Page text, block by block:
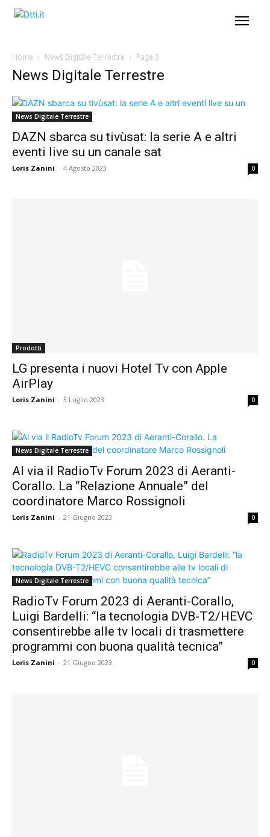
Home News Digitale Terrestre Page 3
News Digitale Terrestre
News Digitale Terrestre
DAZN sbarca su tivùsat: la serie A e altri
eventi live su un canale sat
Loris Zanini - 4 Agosto 2023 0
Prodotti
LG presenta i nuovi Hotel Tv con Apple
AirPlay
Loris Zanini - 3 Luglio 2023 0
News Digitale Terrestre
Al via il RadioTv Forum 2023 di Aeranti-
Corallo. La “Relazione Annuale” del
coordinatore Marco Rossignoli
Loris Zanini - 21 Giugno 2023 0
News Digitale Terrestre
RadioTv Forum 2023 di Aeranti-Corallo,
Luigi Bardelli: “la tecnologia DVB-T2/HEVC
consentirebbe alle tv locali di trasmettere
programmi con buona qualità tecnica”
Loris Zanini - 21 Giugno 2023 0